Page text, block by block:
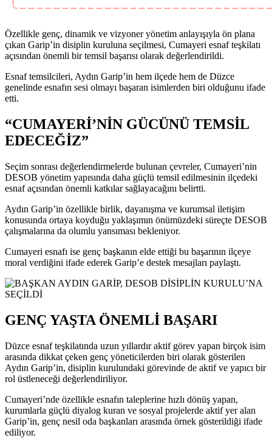
Özellikle genç, dinamik ve vizyoner yönetim anlayışıyla ön plana
çıkan Garip’in disiplin kuruluna seçilmesi, Cumayeri esnaf teşkilatı
açısından önemli bir temsil başarısı olarak değerlendirildi.
Esnaf temsilcileri, Aydın Garip’in hem ilçede hem de Düzce
genelinde esnafın sesi olmayı başaran isimlerden biri olduğunu ifade
etti.
“CUMAYERİ’NİN GÜCÜNÜ TEMSİL
EDECEĞİZ”
Seçim sonrası değerlendirmelerde bulunan çevreler, Cumayeri’nin
DESOB yönetim yapısında daha güçlü temsil edilmesinin ilçedeki
esnaf açısından önemli katkılar sağlayacağını belirtti.
Aydın Garip’in özellikle birlik, dayanışma ve kurumsal iletişim
konusunda ortaya koyduğu yaklaşımın önümüzdeki süreçte DESOB
çalışmalarına da olumlu yansıması bekleniyor.
Cumayeri esnafı ise genç başkanın elde ettiği bu başarının ilçeye
moral verdiğini ifade ederek Garip’e destek mesajları paylaştı.
GENÇ YAŞTA ÖNEMLİ BAŞARI
Düzce esnaf teşkilatında uzun yıllardır aktif görev yapan birçok isim
arasında dikkat çeken genç yöneticilerden biri olarak gösterilen
Aydın Garip’in, disiplin kurulundaki görevinde de aktif ve yapıcı bir
rol üstleneceği değerlendiriliyor.
Cumayeri’nde özellikle esnafın taleplerine hızlı dönüş yapan,
kurumlarla güçlü diyalog kuran ve sosyal projelerde aktif yer alan
Garip’in, genç nesil oda başkanları arasında örnek gösterildiği ifade
ediliyor.